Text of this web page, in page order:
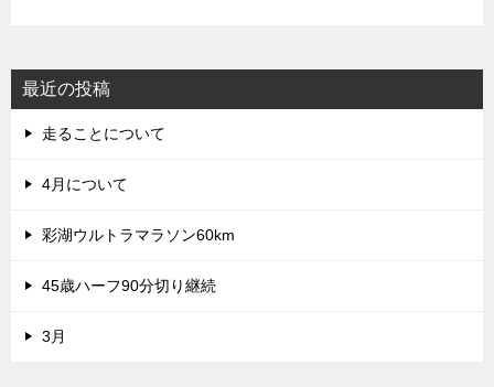
最近の投稿
走ることについて
4月について
彩湖ウルトラマラソン60km
45歳ハーフ90分切り継続
3月